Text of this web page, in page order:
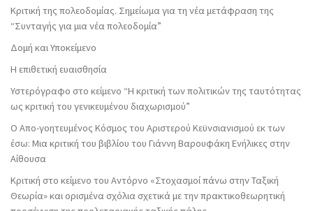
Κριτική της πολεοδομίας. Σημείωμα για τη νέα μετάφραση της
“Συνταγής για μια νέα πολεοδομία”
Δομή και Υποκείμενο
Η επιθετική ευαισθησία
Υστερόγραφο στο κείμενο “Η κριτική των πολιτικών της ταυτότητας
ως κριτική του γενικευμένου διαχωρισμού”
Ο Απο-γοητευμένος Κόσμος του Αριστερού Κεϋνσιανισμού εκ των
έσω: Μια κριτική του βιβλίου του Γιάννη Βαρουφάκη Ενήλικες στην
Αίθουσα
Κριτική στο κείμενο του Αντόρνο «Στοχασμοί πάνω στην Ταξική
Θεωρία» και ορισμένα σχόλια σχετικά με την πρακτικοθεωρητική